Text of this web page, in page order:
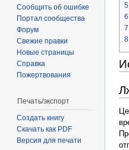
5
6
7
8
Сообщить об ошибке
Портал сообщества
Форум
Свежие правки
Новые страницы
Справка
Пожертвования
Печать/экспорт
Создать книгу
Скачать как PDF
Версия для печати